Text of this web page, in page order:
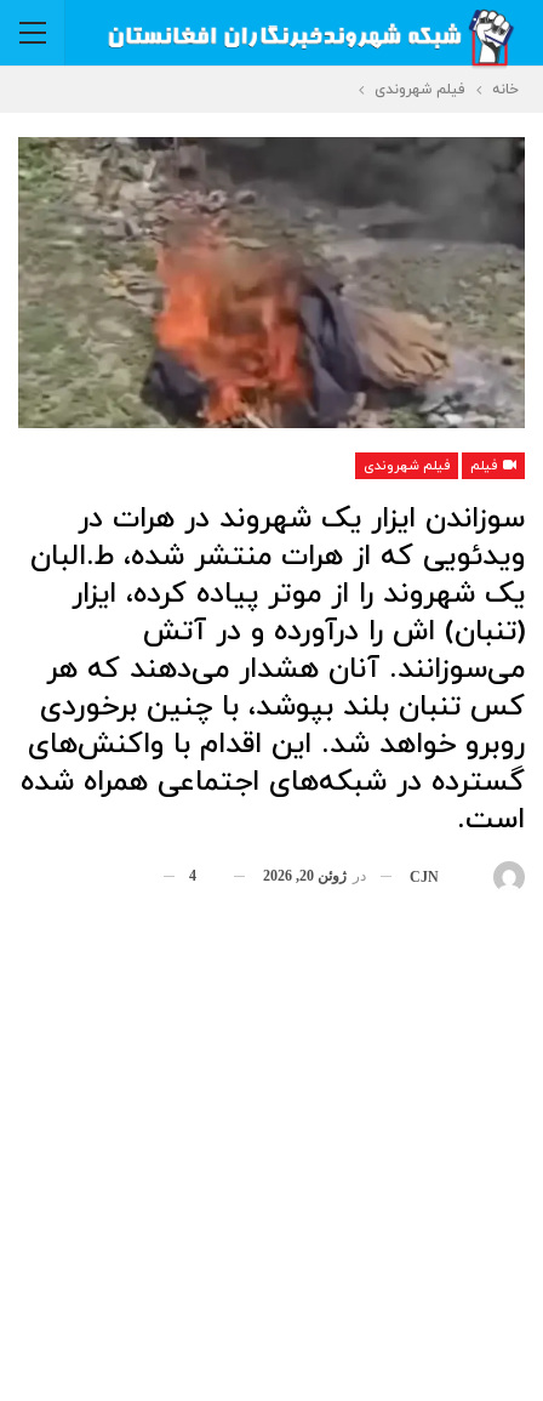
خانه فیلم شهروندی
فیلم فیلم شهروندی
سوزاندن ایزار یک شهروند در هرات در
ویدئویی که از هرات منتشر شده، ط.البان
یک شهروند را از موتر پیاده کرده، ایزار
(تنبان) اش را درآورده و در آتش
می‌سوزانند. آنان هشدار می‌دهند که هر
کس تنبان بلند بپوشد، با چنین برخوردی
روبرو خواهد شد. این اقدام با واکنش‌های
گسترده در شبکه‌های اجتماعی همراه شده
است.
CJN در ژوئن 20, 2026 4